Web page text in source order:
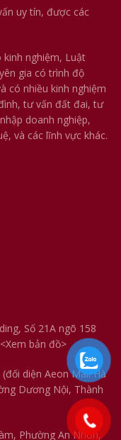
uy tín, được các
kinh nghiệm, Luật
gia có trình độ
có nhiều kinh nghiệm
tư vấn đất đai, tư
doanh nghiệp,
và các lĩnh vực khác.
Số 21A ngõ 158
<Xem bản đồ>
diện Aeon Mall Hà
Dương Nội, Thành
Phường An Nhơn,